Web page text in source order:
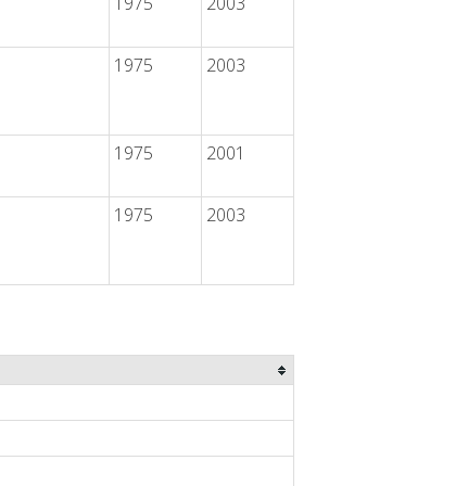
1975 2003
1975 2001
1975 2003